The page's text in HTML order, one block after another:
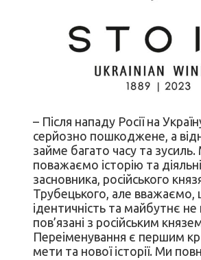
– Після нападу Росії на
серйозно пошкоджене, а
займе багато часу та
поважаємо історію та
засновника, російського
Трубецького, але
ідентичність та майбутнє не
пов’язані з російським
Переіменування є першим
мети та нової історії. Ми